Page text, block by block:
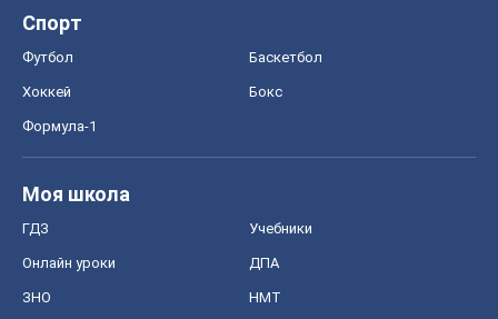
Спорт
Футбол Баскетбол
Хоккей Бокс
Формула-1
Моя школа
ГДЗ Учебники
Онлайн уроки ДПА
ЗНО НМТ